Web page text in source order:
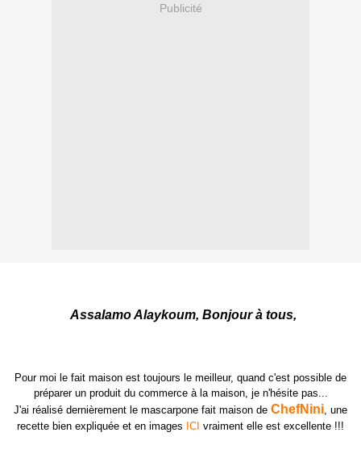
Publicité
Assalamo Alaykoum, Bonjour à tous,
Pour moi le fait maison est toujours le meilleur, quand c'est possible de
préparer un produit du commerce à la maison, je n'hésite pas...
J'ai réalisé dernièrement le mascarpone fait maison de ChefNini, une
recette bien expliquée et en images ICI vraiment elle est excellente !!!